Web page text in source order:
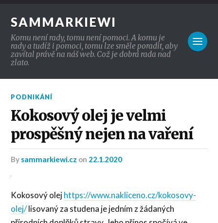
SAMMARKIEWI
Komu není rady, tomu není pomoci. A komu je
rady a tudíž i pomoci, tomu lze směle poradit, aby
zavítal právě na náš web. Což je dobrá rada nad
zlato.
PODNIKÁNÍ
Kokosový olej je velmi
prospěšný nejen na vaření
by sammarkiewi.cz on 22.1.2020
Kokosový olejhttps://www.nakliceno.cz/kokosovy-
olej/lisovaný za studena je jedním z žádaných